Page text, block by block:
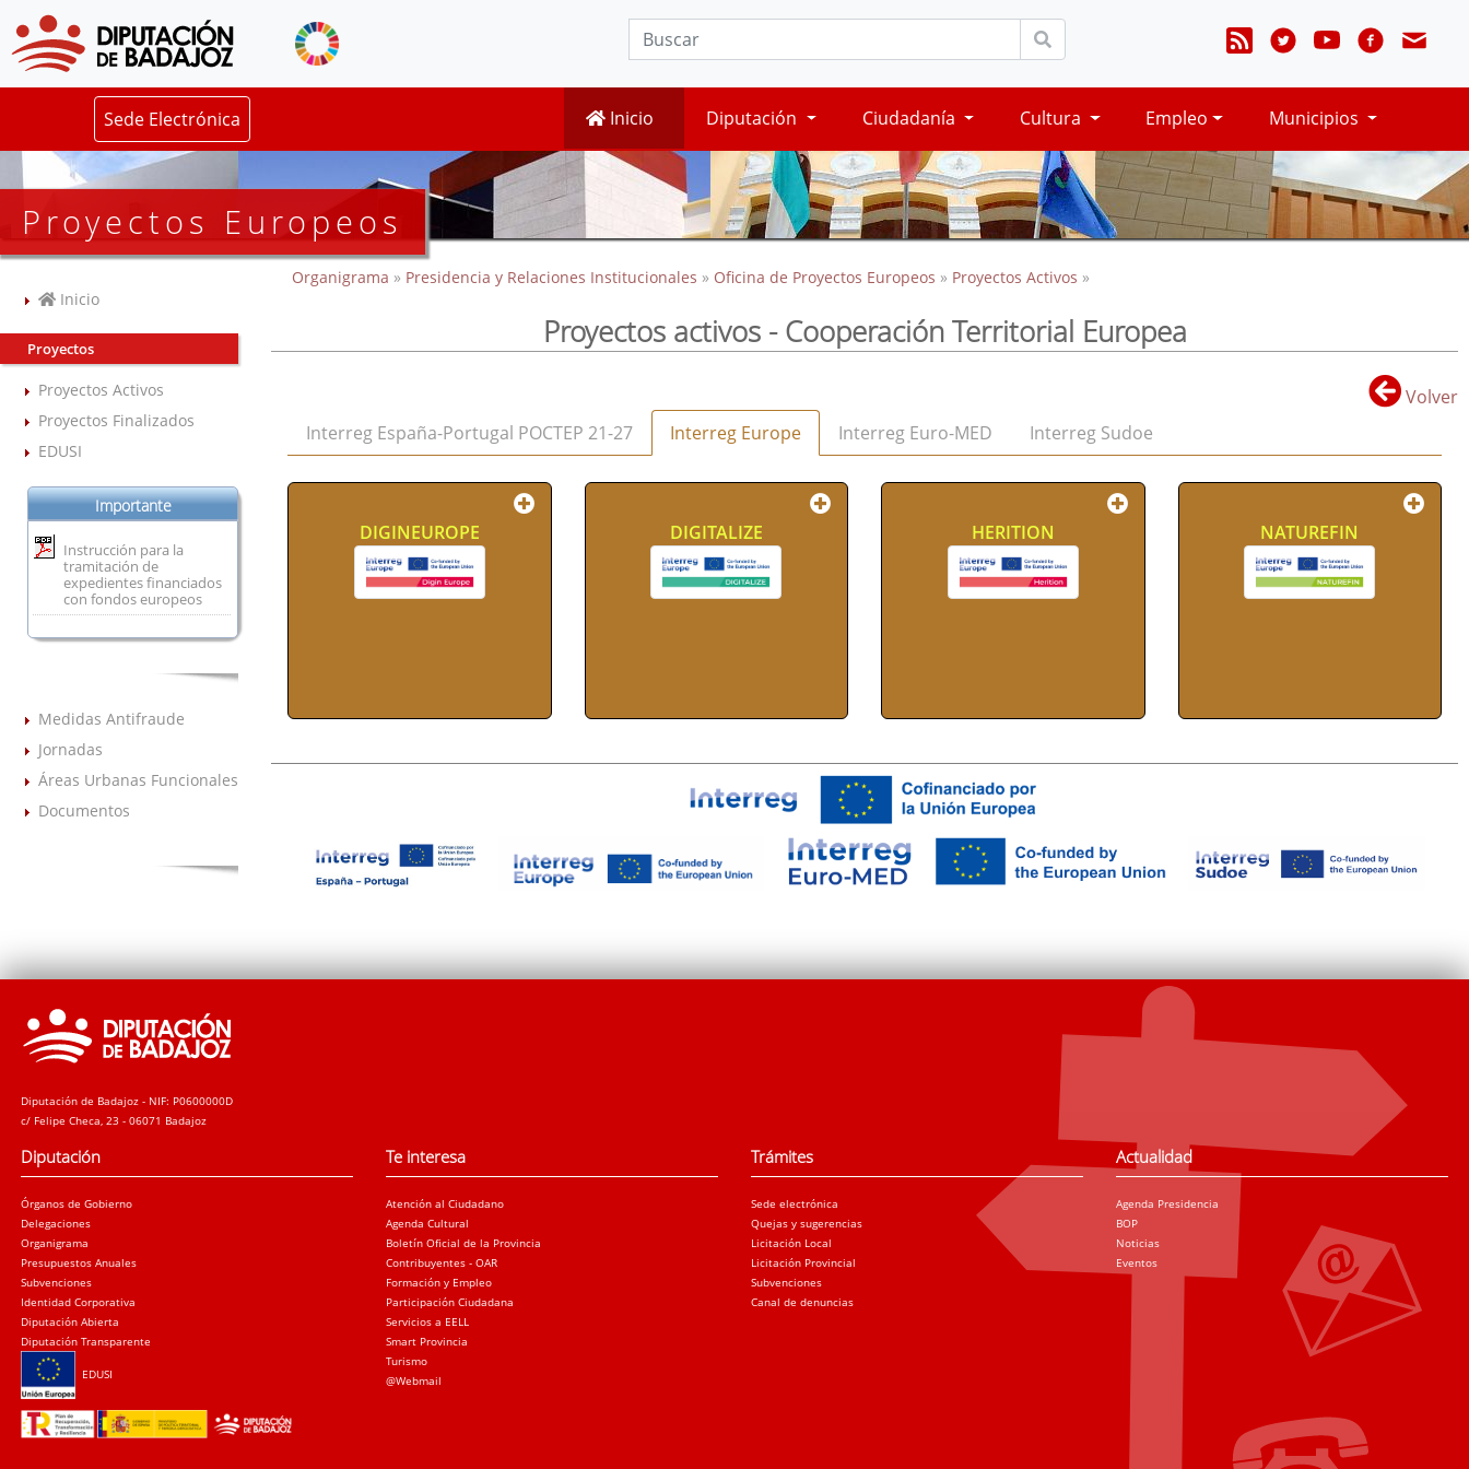
Sede Electrónica Inicio Diputación Ciudadanía Cultura Empleo Municipios
Proyectos Europeos
Inicio
Proyectos
Proyectos Activos
Proyectos Finalizados
EDUSI
Importante
Instrucción para la
tramitación de
expedientes financiados
con fondos europeos
Medidas Antifraude
Jornadas
Áreas Urbanas Funcionales
Documentos
Organigrama » Presidencia y Relaciones Institucionales » Oficina de Proyectos Europeos » Proyectos Activos »
Proyectos activos - Cooperación Territorial Europea
Volver
Interreg España-Portugal POCTEP 21-27
Interreg Europe Interreg Euro-MED Interreg Sudoe
DIGINEUROPE DIGITALIZE HERITION NATUREFIN
Diputación de Badajoz - NIF: P0600000D
c/ Felipe Checa, 23 - 06071 Badajoz
Diputación
Órganos de Gobierno
Delegaciones
Organigrama
Presupuestos Anuales
Subvenciones
Identidad Corporativa
Diputación Abierta
Diputación Transparente
EDUSI
Te interesa
Atención al Ciudadano
Agenda Cultural
Boletín Oficial de la Provincia
Contribuyentes - OAR
Formación y Empleo
Participación Ciudadana
Servicios a EELL
Smart Provincia
Turismo
@Webmail
Trámites
Sede electrónica
Quejas y sugerencias
Licitación Local
Licitación Provincial
Subvenciones
Canal de denuncias
Actualidad
Agenda Presidencia
BOP
Noticias
Eventos